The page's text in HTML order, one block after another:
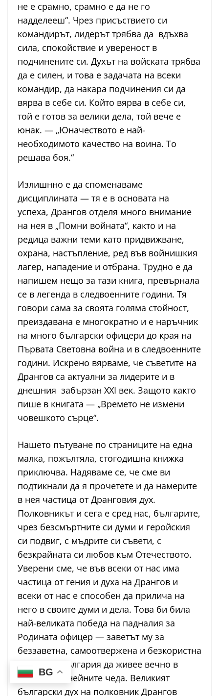
не е срамно, срамно е да не го
надделееш“. Чрез присъствието си
командирът, лидерът трябва да вдъхва
сила, спокойствие и увереност в
подчинените си. Духът на войската трябва
да е силен, и това е задачата на всеки
командир, да накара подчинения си да
вярва в себе си. Който вярва в себе си,
той е готов за велики дела, той вече е
юнак. — „Юначеството е най-
необходимото качество на воина. То
решава боя.“
Излишнно е да споменаваме
дисциплината — тя е в основата на
успеха, Дрангов отделя много внимание
на нея в „Помни войната“, както и на
редица важни теми като придвижване,
охрана, настъпление, ред във войнишкия
лагер, нападение и отбрана. Трудно е да
напишем нещо за тази книга, превърнала
се в легенда в следвоенните години. Тя
говори сама за своята голяма стойност,
преиздавана е многократно и е наръчник
на много български офицери до края на
Първата Световна война и в следвоенните
години. Искрено вярваме, че съветите на
Дрангов са актуални за лидерите и в
днешния забързан XXI век. Защото както
пише в книгата — „Времето не измени
човешкото сърце“.
Нашето пътуване по страниците на една
малка, пожълтяла, стогодишна книжка
приключва. Надяваме се, че сме ви
подтикнали да я прочетете и да намерите
в нея частица от Дранговия дух.
Полковникът и сега е сред нас, българите,
чрез безсмъртните си думи и геройския
си подвиг, с мъдрите си съвети, с
безкрайната си любов към Отечеството.
Уверени сме, че във всеки от нас има
частица от гения и духа на Дрангов и
всеки от нас е способен да прилича на
него в своите думи и дела. Това би била
най-великата победа на падналия за
Родината офицер — заветът му за
беззаветна, самоотвержена и безкористна
обич към България да живее вечно в
сърцата на нейните чеда. Великият
български дух на полковник Дрангов
BG